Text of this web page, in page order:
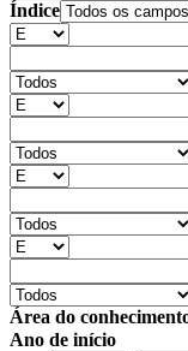
Índice
Área do
Ano de início